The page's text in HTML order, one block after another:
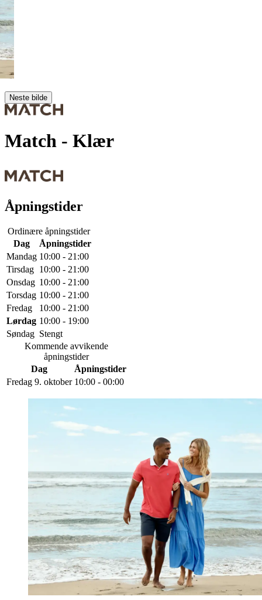
Neste bilde
Match - Klær
Åpningstider
Ordinære åpningstider
Dag
Åpningstider
Mandag 10:00 - 21:00
Tirsdag 10:00 - 21:00
Onsdag 10:00 - 21:00
Torsdag 10:00 - 21:00
Fredag
10:00 - 21:00
Lørdag 10:00 - 19:00
Søndag Stengt
Kommende avvikende
åpningstider
Dag
Åpningstider
Fredag 9. oktober 10:00 - 00:00